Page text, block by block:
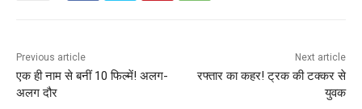
Previous article
एक ही नाम से बनीं 10 फिल्में! अलग-
अलग दौर
Next article
रफ्तार का कहर! ट्रक की टक्कर से
युवक